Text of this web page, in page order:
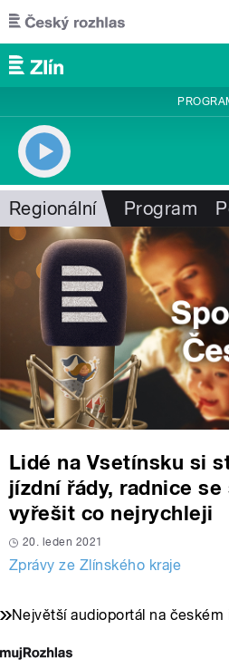
Přejít k hlavnímu obsahu
Regionální Program
Lidé na Vsetínsku si
jízdní řády, radnice
vyřešit co nejrychleji
20. leden 2021
Zprávy ze Zlínského kraje
Největší audioportál na českém